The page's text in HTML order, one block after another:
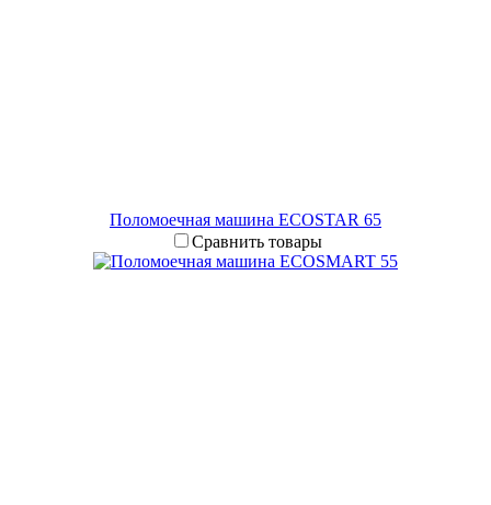
Поломоечная машина ECOSTAR 65
Сравнить товары